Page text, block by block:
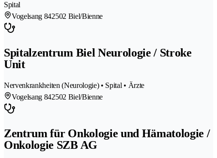
Spital
Vogelsang 842502 Biel/Bienne
Spitalzentrum Biel Neurologie / Stroke
Unit
Nervenkrankheiten (Neurologie) • Spital • Ärzte
Vogelsang 842502 Biel/Bienne
Zentrum für Onkologie und Hämatologie /
Onkologie SZB AG